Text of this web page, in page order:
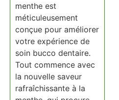
menthe est
méticuleusement
conçue pour améliorer
votre expérience de
soin bucco dentaire.
Tout commence avec
la nouvelle saveur
rafraîchissante à la